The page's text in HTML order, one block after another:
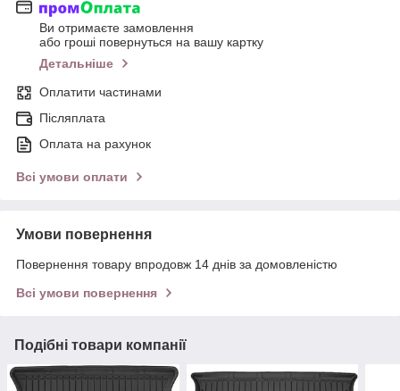
Ви отримаєте замовлення
або гроші повернуться на вашу картку
Детальніше
Оплатити частинами
Післяплата
Оплата на рахунок
Всі умови оплати
Умови повернення
Повернення товару впродовж 14 днів за домовленістю
Всі умови повернення
Подібні товари компанії